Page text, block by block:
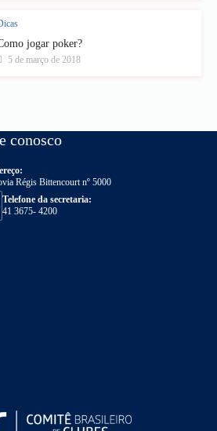
jogar poker?
5 de março de 2018
conosco
Régis Bittencourt nº 5000
Telefone da secretaria:
41 3675- 4200